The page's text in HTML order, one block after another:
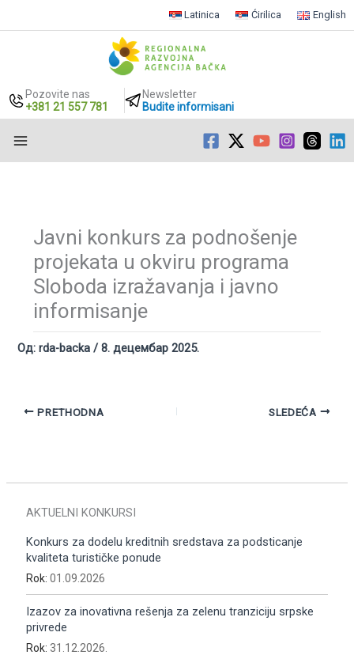
Latinica Ćirilica English
Pozovite nas
+381 21 557 781
Newsletter
Budite informisani
Javni konkurs za podnošenje
projekata u okviru programa
Sloboda izražavanja i javno
informisanje
Од: rda-backa/8. децембар 2025.
PRETHODNA SLEDEĆA
AKTUELNI KONKURSI
Konkurs za dodelu kreditnih sredstava za podsticanje
kvaliteta turističke ponude
Rok: 01.09.2026
Izazov za inovativna rešenja za zelenu tranziciju srpske
privrede
Rok: 31.12.2026.